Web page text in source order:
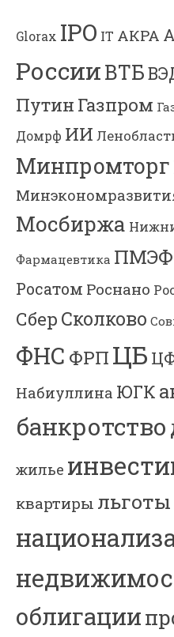
Glorax IPO IT АКРА
РоссииВТБ
Путин Газпром
Домрф ИИ
Минпромторг
Мосбиржа
Фармацевтика ПМЭФ
Росатом Роснано
Сбер Сколково
ФНС ФРП ЦБ
Набиуллина ЮГК
банкротство
жилье
квартиры льготы
облигации